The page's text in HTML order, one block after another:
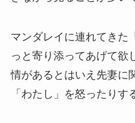
マンダレイに連れてきた
っと寄り添ってあげて欲
情があるとはいえ先妻に
「わたし」を怒ったりす